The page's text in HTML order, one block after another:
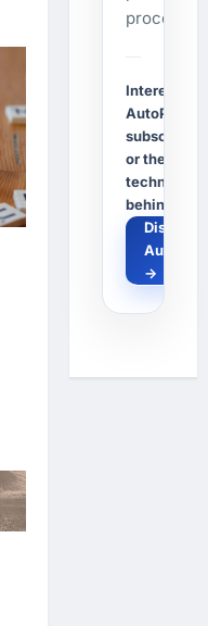
process.
Interested
AutoPost, a
or the
technology
behind it?
Discover
→